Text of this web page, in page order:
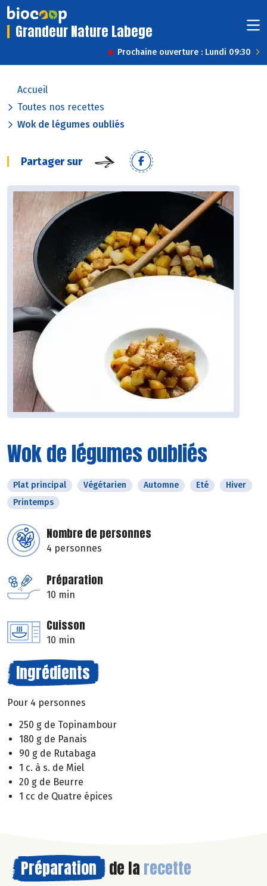
Grandeur Nature Labege
Prochaine ouverture : Lundi 09:30
Accueil
Toutes nos recettes
Wok de légumes oubliés
Partager sur
Wok de légumes oubliés
Plat principal Végétarien Automne Eté
Hiver
Printemps
Nombre de personnes
4 personnes
Préparation
10 min
Cuisson
10 min
Ingrédients
Pour 4 personnes
250 g de Topinambour
180 g de Panais
90 g de Rutabaga
1 c. à s. de Miel
20 g de Beurre
1 cc de Quatre épices
Préparation de la recette